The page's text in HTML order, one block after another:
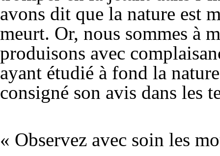
avons dit que la nature est
meurt. Or, nous sommes à
produisons avec
ayant étudié à fond la
consigné son avis dans les
« Observez avec soin les